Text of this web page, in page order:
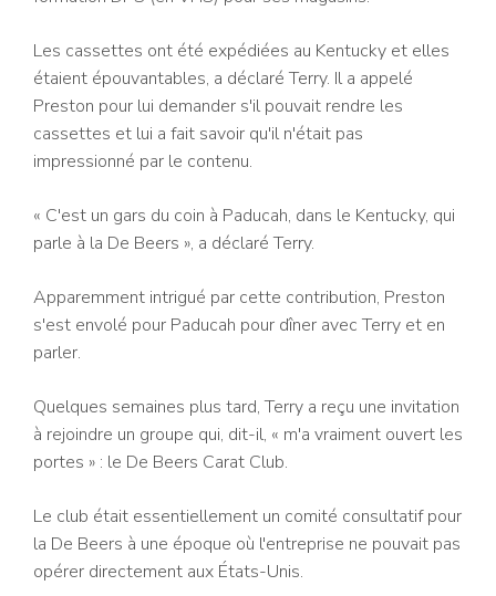
Les cassettes ont été expédiées au Kentucky et elles
étaient épouvantables, a déclaré Terry. Il a appelé
Preston pour lui demander s'il pouvait rendre les
cassettes et lui a fait savoir qu'il n'était pas
impressionné par le contenu.
« C'est un gars du coin à Paducah, dans le Kentucky, qui
parle à la De Beers », a déclaré Terry.
Apparemment intrigué par cette contribution, Preston
s'est envolé pour Paducah pour dîner avec Terry et en
parler.
Quelques semaines plus tard, Terry a reçu une invitation
à rejoindre un groupe qui, dit-il, « m'a vraiment ouvert les
portes » : le De Beers Carat Club.
Le club était essentiellement un comité consultatif pour
la De Beers à une époque où l'entreprise ne pouvait pas
opérer directement aux États-Unis.